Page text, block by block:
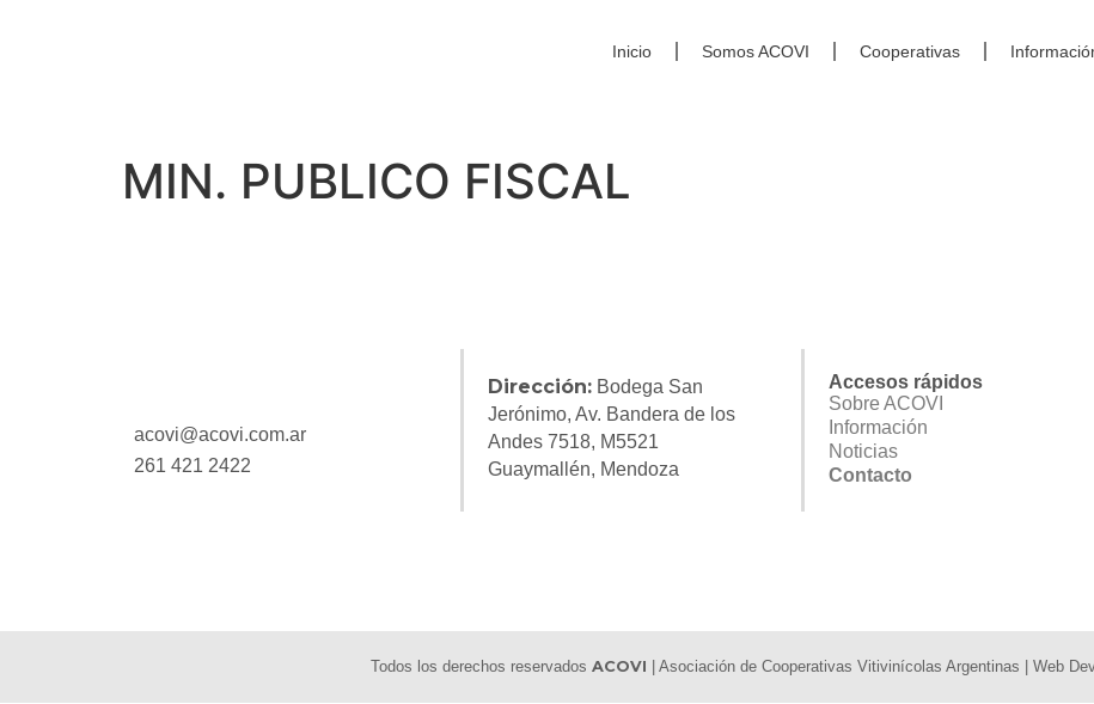
Inicio Somos ACOVI Cooperativas
MIN. PUBLICO FISCAL
acovi@acovi.com.ar
261 421 2422
Dirección:Bodega San
Jerónimo, Av. Bandera de los
Andes 7518, M5521
Guaymallén, Mendoza
Accesos rápidos
Sobre ACOVI
Información
Noticias
Contacto
Todos los derechos reservados ACOVI | Asociación de Cooperativas Vitivinícolas Argentinas | Web